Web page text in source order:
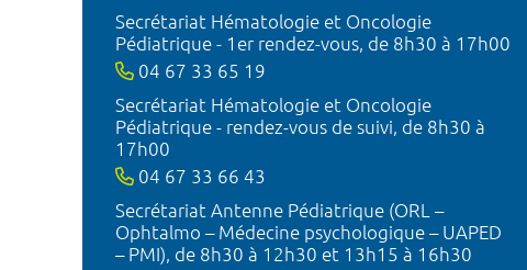
Secrétariat Hématologie et Oncologie
Pédiatrique - 1er rendez-vous, de 8h30 à 17h00
04 67 33 65 19
Secrétariat Hématologie et Oncologie
Pédiatrique - rendez-vous de suivi, de 8h30 à
17h00
04 67 33 66 43
Secrétariat Antenne Pédiatrique (ORL –
Ophtalmo – Médecine psychologique – UAPED
– PMI), de 8h30 à 12h30 et 13h15 à 16h30